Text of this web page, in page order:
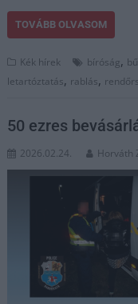
TOVÁBB OLVASOM
Kék hírek bíróság,
letartóztatás, rablás,
50 ezres
2026.02.24. Horváth